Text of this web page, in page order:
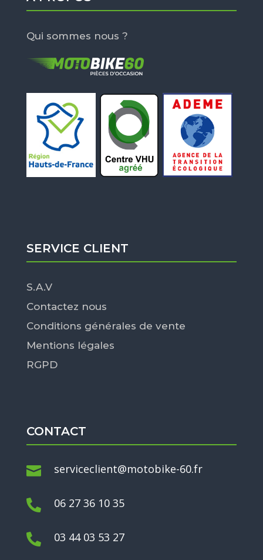
Qui sommes nous ?
SERVICE CLIENT
S.A.V
Contactez nous
Conditions générales de vente
Mentions légales
RGPD
CONTACT
 serviceclient@motobike-60.fr
 06 27 36 10 35
 03 44 03 53 27